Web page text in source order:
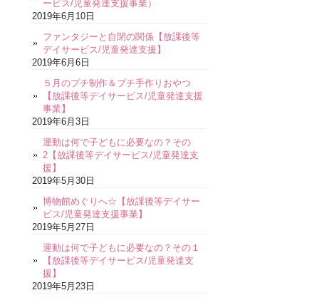
ービス/児童発達支援事業）
2019年6月10日
ファンタジーと自閉の関係【放課後等
デイサービス/児童発達支援】
2019年6月6日
５月のプチ制作＆プチ手作りおやつ
【放課後等デイサービス/児童発達支援
事業】
2019年6月3日
運動は何で子どもに必要なの？その
2【放課後等デイサービス/児童発達支
援】
2019年5月30日
博物館めぐりへ☆【放課後等デイサー
ビス/児童発達支援事業】
2019年5月27日
運動は何で子どもに必要なの？その１
【放課後等デイサービス/児童発達支
援】
2019年5月23日